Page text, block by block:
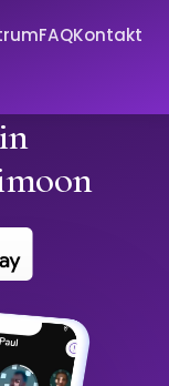
FAQKontakt